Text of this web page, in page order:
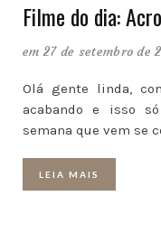
Filme do dia:
em 27 de setembro de
Olá gente linda,
acabando e isso
semana que vem se
LEIA MAIS